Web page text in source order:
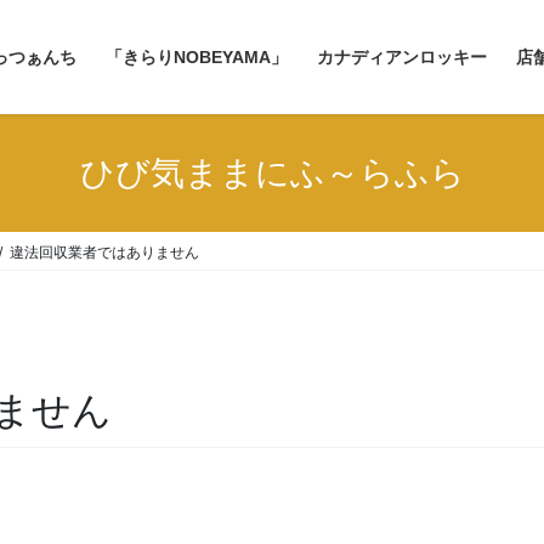
つぁんち 「きらりNOBEYAMA」 カナディアンロッキー 店
ひび気ままにふ～らふら
違法回収業者ではありません
せん